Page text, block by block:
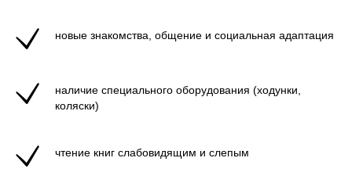
новые знакомства, общение и социальная адаптация
наличие специального оборудования (ходунки,
коляски)
чтение книг слабовидящим и слепым